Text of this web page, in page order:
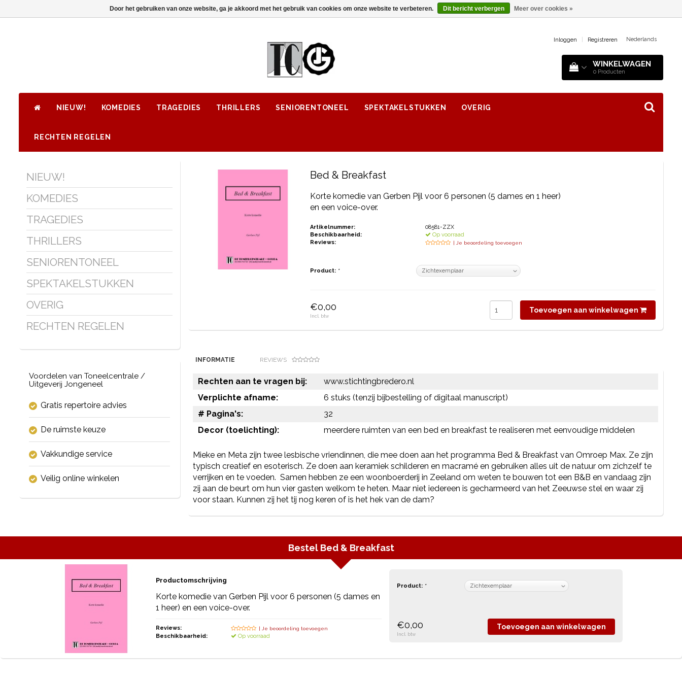
Inloggen Registreren Nederlands
WINKELWAGEN
0 Producten
NIEUW! KOMEDIES TRAGEDIES THRILLERS SENIORENTONEEL SPEKTAKELSTUKKEN OVERIG
RECHTEN REGELEN
NIEUW!
KOMEDIES
TRAGEDIES
THRILLERS
SENIORENTONEEL
SPEKTAKELSTUKKEN
OVERIG
RECHTEN REGELEN
Voordelen van Toneelcentrale /
Uitgeverij Jongeneel
Gratis repertoire advies
De ruimste keuze
Vakkundige service
Veilig online winkelen
Bed & Breakfast
Korte komedie van Gerben Pijl voor 6 personen (5 dames en 1 heer)
en een voice-over.
Artikelnummer:
08581-ZZX
Beschikbaarheid:
Op voorraad
Reviews:
| Je beoordeling toevoegen
Product: *
€0,00
Incl. btw
Toevoegen aan winkelwagen
INFORMATIE REVIEWS
Rechten aan te vragen bij:
www.stichtingbredero.nl
Verplichte afname:
6 stuks (tenzij bijbestelling of digitaal manuscript)
# Pagina's:
32
Decor (toelichting):
meerdere ruimten van een bed en breakfast te realiseren met eenvoudige middelen
Mieke en Meta zijn twee lesbische vriendinnen, die mee doen aan het programma Bed & Breakfast van Omroep Max. Ze zijn
typisch creatief en esoterisch. Ze doen aan keramiek schilderen en macramé en gebruiken alles uit de natuur om zichzelf te
verrijken en te voeden. Samen hebben ze een woonboerderij in Zeeland om weten te bouwen tot een B&B en vandaag zijn
zij aan de beurt om hun vier gasten welkom te heten. Maar niet iedereen is gecharmeerd van het Zeeuwse stel en waar zij
voor staan. Kunnen zij het tij nog keren of is het hek van de dam?
Bestel Bed & Breakfast
Productomschrijving
Korte komedie van Gerben Pijl voor 6 personen (5 dames en
1 heer) en een voice-over.
Reviews: | Je beoordeling toevoegen
Beschikbaarheid: Op voorraad
Product: *
€0,00
Incl. btw
Door het gebruiken van onze website, ga je akkoord met het gebruik van cookies om onze website te verbeteren. Dit bericht verbergen Meer over cookies »